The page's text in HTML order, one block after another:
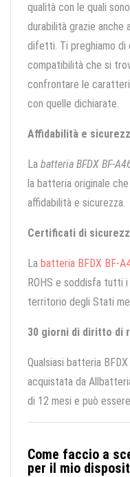
qualità con le quali
durabilità grazie
difetti. Ti preghiamo di
compatibilità che si
confrontare le
con quelle dichiarate.
Affidabilità e
La batteria BFDX BF-
la batteria originale
affidabilità e sicurezza.
Certificati di
La batteria BFDX BF-
ROHS e soddisfa tutti
territorio degli Stati
30 giorni di diritto di
Qualsiasi batteria
acquistata da
di 12 mesi e può
Come faccio a
per il mio